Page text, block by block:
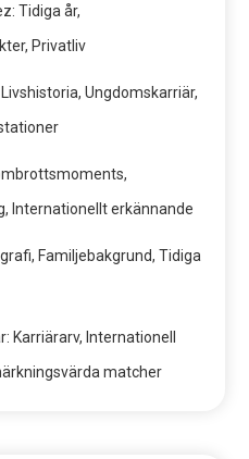
Tidiga år,
Privatliv
Ungdomskarriär,
Internationellt erkännande
Familjebakgrund, Tidiga
Karriärarv, Internationell
matcher